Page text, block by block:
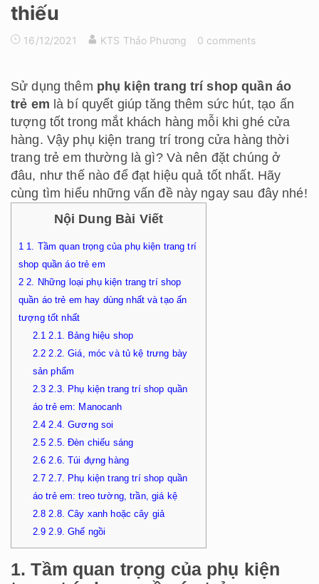
thiếu
16/12/2021 KTS Thảo Phương 0 comments
Sử dụng thêm phụ kiện trang trí shop quần áo
trẻ em là bí quyết giúp tăng thêm sức hút, tạo ấn
tượng tốt trong mắt khách hàng mỗi khi ghé cửa
hàng. Vậy phụ kiện trang trí trong cửa hàng thời
trang trẻ em thường là gì? Và nên đặt chúng ở
đâu, như thế nào để đạt hiệu quả tốt nhất. Hãy
cùng tìm hiểu những vấn đề này ngay sau đây nhé!
Nội Dung Bài Viết
1 1. Tầm quan trọng của phụ kiện trang trí
shop quần áo trẻ em
2 2. Những loại phụ kiện trang trí shop
quần áo trẻ em hay dùng nhất và tạo ấn
tượng tốt nhất
2.1 2.1. Bảng hiệu shop
2.2 2.2. Giá, móc và tủ kệ trưng bày
sản phẩm
2.3 2.3. Phụ kiện trang trí shop quần
áo trẻ em: Manocanh
2.4 2.4. Gương soi
2.5 2.5. Đèn chiếu sáng
2.6 2.6. Túi đựng hàng
2.7 2.7. Phụ kiện trang trí shop quần
áo trẻ em: treo tường, trần, giá kệ
2.8 2.8. Cây xanh hoặc cây giả
2.9 2.9. Ghế ngồi
1. Tầm quan trọng của phụ kiện